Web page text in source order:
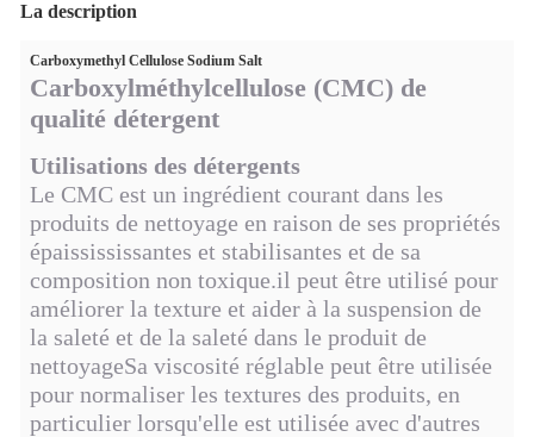
La description
Carboxymethyl Cellulose Sodium Salt
Carboxylméthylcellulose (CMC) de
qualité détergent
Utilisations des détergents
Le CMC est un ingrédient courant dans les
produits de nettoyage en raison de ses propriétés
épaissississantes et stabilisantes et de sa
composition non toxique.il peut être utilisé pour
améliorer la texture et aider à la suspension de
la saleté et de la saleté dans le produit de
nettoyageSa viscosité réglable peut être utilisée
pour normaliser les textures des produits, en
particulier lorsqu'elle est utilisée avec d'autres